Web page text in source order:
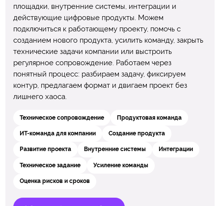
площадки, внутренние системы, интеграции и
действующие цифровые продукты. Можем
подключиться к работающему проекту, помочь с
созданием нового продукта, усилить команду, закрыть
технические задачи компании или выстроить
регулярное сопровождение. Работаем через
понятный процесс: разбираем задачу, фиксируем
контур, предлагаем формат и двигаем проект без
лишнего хаоса.
Техническое сопровождение Продуктовая команда
ИТ-команда для компании Создание продукта
Развитие проекта Внутренние системы Интеграции
Техническое задание Усиление команды
Оценка рисков и сроков